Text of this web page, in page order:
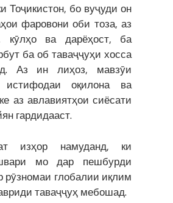
Тоҷикистон, бо вуҷуди он
фаровони оби тоза, аз
кӯлҳо ва дарёҳост, ба
ба об таваҷҷуҳи хосса
Аз ин лиҳоз, мавзӯи
оқилона ва
аз авлавиятҳои сиёсати
гардидааст.
изҳор намуданд, ки
мо дар пешбурди
рӯзномаи глобалии иқлим
таваҷҷуҳ мебошад.